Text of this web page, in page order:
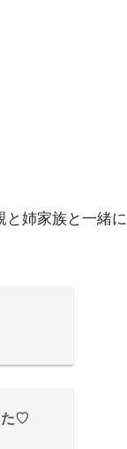
と姉家族と一緒に
た♡